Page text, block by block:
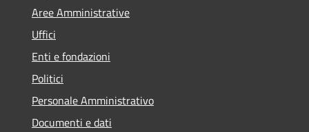
Aree Amministrative
Uffici
Enti e fondazioni
Politici
Personale Amministrativo
Documenti e dati